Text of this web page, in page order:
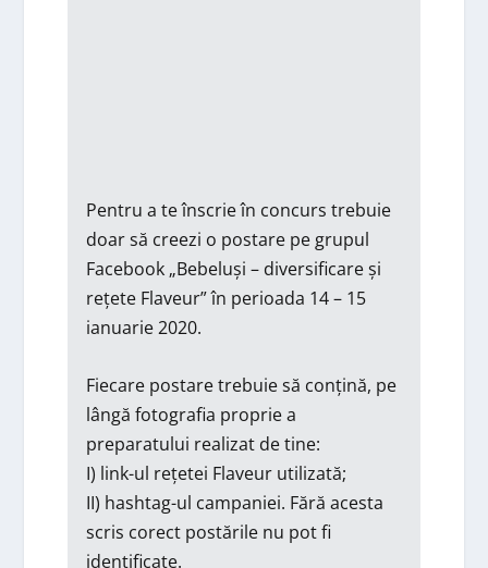
Pentru a te înscrie în concurs trebuie
doar să creezi o postare pe grupul
Facebook „Bebeluși – diversificare și
rețete Flaveur” în perioada 14 – 15
ianuarie 2020.
Fiecare postare trebuie să conțină, pe
lângă fotografia proprie a
preparatului realizat de tine:
I) link-ul rețetei Flaveur utilizată;
II) hashtag-ul campaniei. Fără acesta
scris corect postările nu pot fi
identificate.